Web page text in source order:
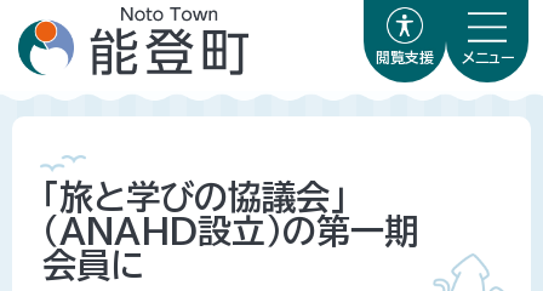
閲覧支援 メニュー
「旅と学びの協議会」
（ANAHD設立）の第一期
会員に